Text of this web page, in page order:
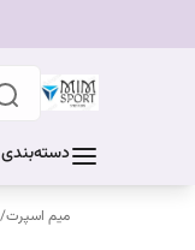
میم اسپرت/